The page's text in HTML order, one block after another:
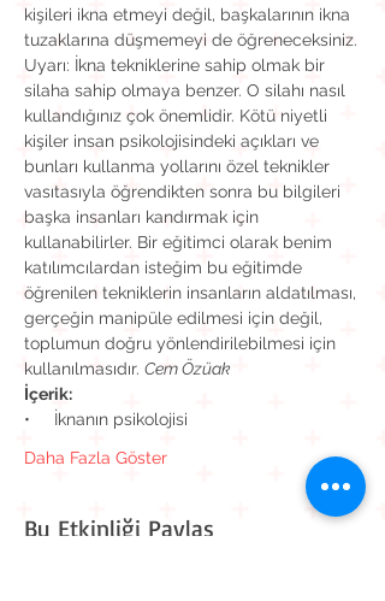
kişileri ikna etmeyi değil, başkalarının ikna
tuzaklarına düşmemeyi de öğreneceksiniz.
Uyarı: İkna tekniklerine sahip olmak bir
silaha sahip olmaya benzer. O silahı nasıl
kullandığınız çok önemlidir. Kötü niyetli
kişiler insan psikolojisindeki açıkları ve
bunları kullanma yollarını özel teknikler
vasıtasıyla öğrendikten sonra bu bilgileri
başka insanları kandırmak için
kullanabilirler. Bir eğitimci olarak benim
katılımcılardan isteğim bu eğitimde
öğrenilen tekniklerin insanların aldatılması,
gerçeğin manipüle edilmesi için değil,
toplumun doğru yönlendirilebilmesi için
kullanılmasıdır. Cem Özüak
İçerik:
•     İknanın psikolojisi
Daha Fazla Göster
Bu Etkinliği Paylaş